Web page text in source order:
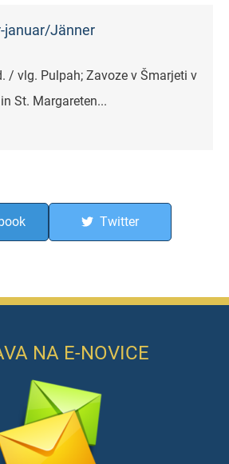
januar/Jänner
/ vlg. Pulpah; Zavoze v Šmarjeti v
St. Margareten...
Twitter
NA E-NOVICE